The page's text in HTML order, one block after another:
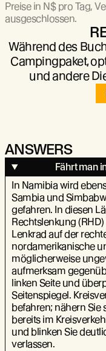
Preise in N$ pro Tag,
ausgeschlossen.
Während des
Campingpaket,
und andere
ANSWERS
Fährt man
In Namibia wird
Sambia und
gefahren. In diesen
Rechtslenkung
Lenkrad auf der
nordamerikanische
möglicherweise
aufmerksam
linken Seite und
Seitenspiegel.
befahren; nähern Sie
bereits im
und blinken Sie
verlassen.